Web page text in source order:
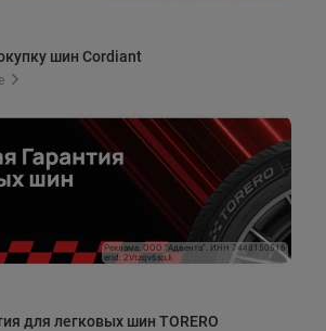
шин Cordiant
Реклама. ООО "Адвента". ИНН 7448150516
erid: 2Vtzqv6spJi
для легковых шин TORERO